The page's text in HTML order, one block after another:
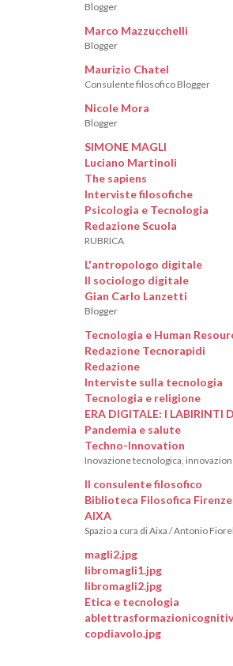
Blogger
Marco Mazzucchelli
Blogger
Maurizio Chatel
Consulente filosofico Blogger
Nicole Mora
Blogger
SIMONE MAGLI
Luciano Martinoli
The sapiens
Interviste filosofiche
Psicologia e Tecnologia
Redazione Scuola
RUBRICA
L'antropologo digitale
Il sociologo digitale
Gian Carlo Lanzetti
Blogger
Tecnologia e Human
Redazione Tecnorapidi
Redazione
Interviste sulla tecnologia
Tecnologia e religione
ERA DIGITALE: I LABIRINTI
Pandemia e salute
Techno-Innovation
Inovazione tecnologica,
Il consulente filosofico
Biblioteca Filosofica Firenze
AIXA
Spazio a cura di Aixa / Antonio
magli2.jpg
libromagli1.jpg
libromagli2.jpg
Etica e tecnologia
copdiavolo.jpg